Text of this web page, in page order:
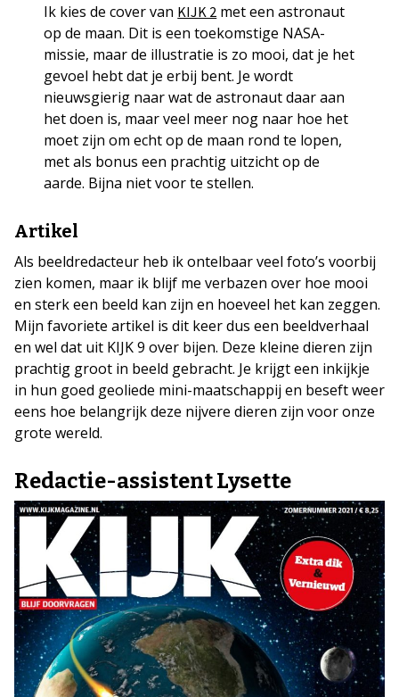
Ik kies de cover van KIJK 2 met een astronaut
op de maan. Dit is een toekomstige NASA-
missie, maar de illustratie is zo mooi, dat je het
gevoel hebt dat je erbij bent. Je wordt
nieuwsgierig naar wat de astronaut daar aan
het doen is, maar veel meer nog naar hoe het
moet zijn om echt op de maan rond te lopen,
met als bonus een prachtig uitzicht op de
aarde. Bijna niet voor te stellen.
Artikel
Als beeldredacteur heb ik ontelbaar veel foto’s voorbij
zien komen, maar ik blijf me verbazen over hoe mooi
en sterk een beeld kan zijn en hoeveel het kan zeggen.
Mijn favoriete artikel is dit keer dus een beeldverhaal
en wel dat uit KIJK 9 over bijen. Deze kleine dieren zijn
prachtig groot in beeld gebracht. Je krijgt een inkijkje
in hun goed geoliede mini-maatschappij en beseft weer
eens hoe belangrijk deze nijvere dieren zijn voor onze
grote wereld.
Redactie-assistent Lysette